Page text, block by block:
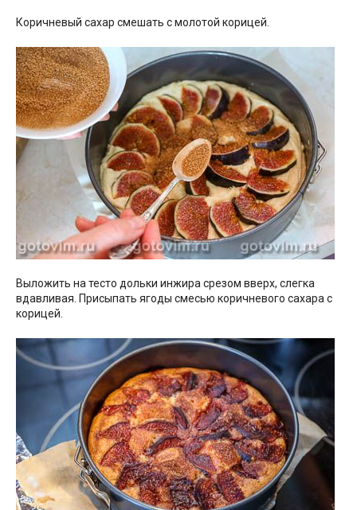
Коричневый сахар смешать с молотой корицей.
Выложить на тесто дольки инжира срезом вверх, слегка
вдавливая. Присыпать ягоды смесью коричневого сахара с
корицей.